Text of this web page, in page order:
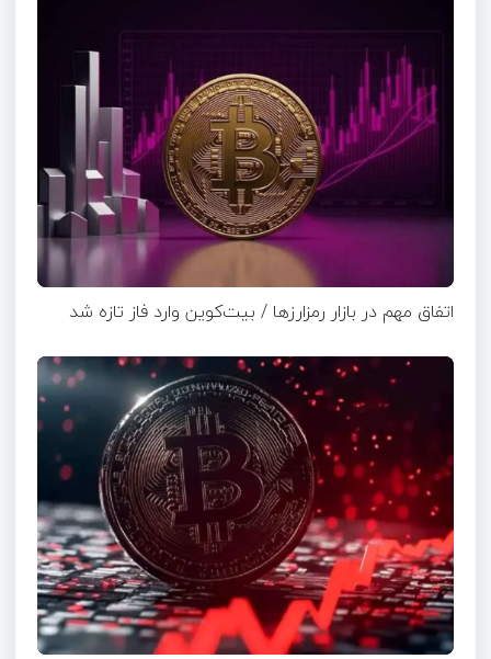
اتفاق مهم در بازار رمزارزها / بیت‌کوین وارد فاز تازه شد